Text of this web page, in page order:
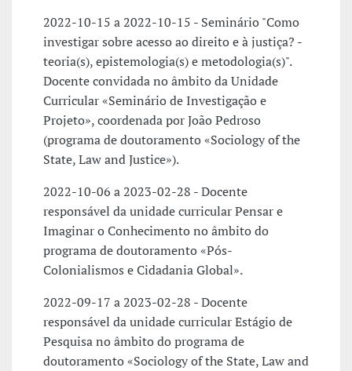
2022-10-15 a 2022-10-15 - Seminário "Como
investigar sobre acesso ao direito e à justiça? -
teoria(s), epistemologia(s) e metodologia(s)".
Docente convidada no âmbito da Unidade
Curricular «Seminário de Investigação e
Projeto», coordenada por João Pedroso
(programa de doutoramento «Sociology of the
State, Law and Justice»).
2022-10-06 a 2023-02-28 - Docente
responsável da unidade curricular Pensar e
Imaginar o Conhecimento no âmbito do
programa de doutoramento «Pós-
Colonialismos e Cidadania Global».
2022-09-17 a 2023-02-28 - Docente
responsável da unidade curricular Estágio de
Pesquisa no âmbito do programa de
doutoramento «Sociology of the State, Law and